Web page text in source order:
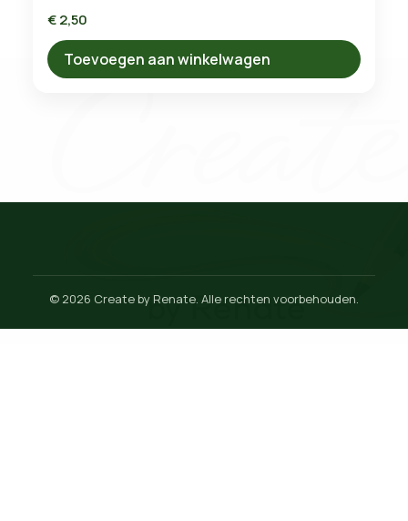
€2,50
Toevoegen aan winkelwagen
© 2026 Create by Renate. Alle rechten voorbehouden.